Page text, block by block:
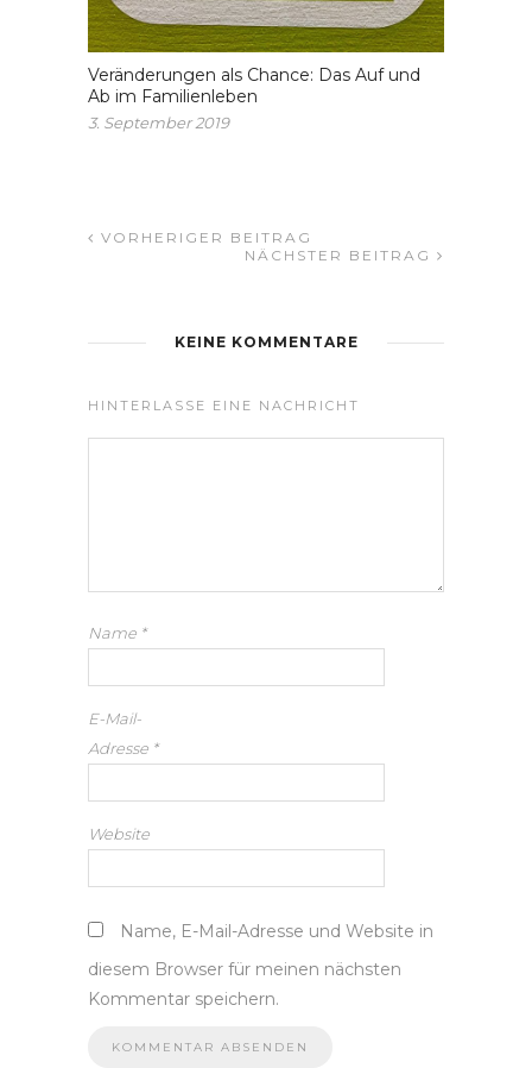
Veränderungen als Chance: Das Auf und
Ab im Familienleben
3. September 2019
VORHERIGER BEITRAG
NÄCHSTER BEITRAG
KEINE KOMMENTARE
HINTERLASSE EINE NACHRICHT
Name *
E-Mail-
Adresse *
Website
Name, E-Mail-Adresse und Website in
diesem Browser für meinen nächsten
Kommentar speichern.